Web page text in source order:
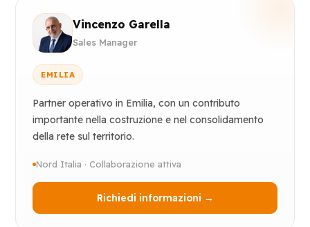
Vincenzo Garella
Sales Manager
EMILIA
Partner operativo in Emilia, con un contributo
importante nella costruzione e nel consolidamento
della rete sul territorio.
Nord Italia · Collaborazione attiva
Richiedi informazioni →